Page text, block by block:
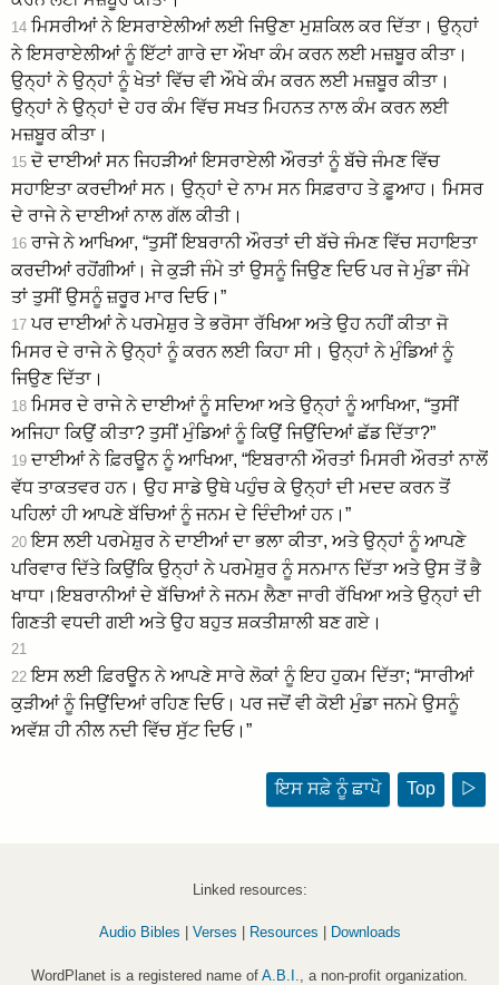
14 ਮਿਸਰੀਆਂ ਨੇ ਇਸਰਾਏਲੀਆਂ ਲਈ ਜਿਉਣਾ ਮੁਸ਼ਕਿਲ ਕਰ ਦਿੱਤਾ। ਉਨ੍ਹਾਂ
ਨੇ ਇਸਰਾਏਲੀਆਂ ਨੂੰ ਇੱਟਾਂ ਗਾਰੇ ਦਾ ਔਖਾ ਕੰਮ ਕਰਨ ਲਈ ਮਜ਼ਬੂਰ ਕੀਤਾ।
ਉਨ੍ਹਾਂ ਨੇ ਉਨ੍ਹਾਂ ਨੂੰ ਖੇਤਾਂ ਵਿੱਚ ਵੀ ਔਖੇ ਕੰਮ ਕਰਨ ਲਈ ਮਜ਼ਬੂਰ ਕੀਤਾ।
ਉਨ੍ਹਾਂ ਨੇ ਉਨ੍ਹਾਂ ਦੇ ਹਰ ਕੰਮ ਵਿੱਚ ਸਖਤ ਮਿਹਨਤ ਨਾਲ ਕੰਮ ਕਰਨ ਲਈ
ਮਜ਼ਬੂਰ ਕੀਤਾ।
15ਦੋ ਦਾਈਆਂ ਸਨ ਜਿਹੜੀਆਂ ਇਸਰਾਏਲੀ ਔਰਤਾਂ ਨੂੰ ਬੱਚੇ ਜੰਮਣ ਵਿੱਚ
ਸਹਾਇਤਾ ਕਰਦੀਆਂ ਸਨ। ਉਨ੍ਹਾਂ ਦੇ ਨਾਮ ਸਨ ਸਿਫ਼ਰਾਹ ਤੇ ਫ਼ੂਆਹ। ਮਿਸਰ
ਦੇ ਰਾਜੇ ਨੇ ਦਾਈਆਂ ਨਾਲ ਗੱਲ ਕੀਤੀ।
16 ਰਾਜੇ ਨੇ ਆਖਿਆ, “ਤੁਸੀਂ ਇਬਰਾਨੀ ਔਰਤਾਂ ਦੀ ਬੱਚੇ ਜੰਮਣ ਵਿੱਚ ਸਹਾਇਤਾ
ਕਰਦੀਆਂ ਰਹੋਂਗੀਆਂ। ਜੇ ਕੁੜੀ ਜੰਮੇ ਤਾਂ ਉਸਨੂੰ ਜਿਉਣ ਦਿਓ ਪਰ ਜੇ ਮੁੰਡਾ ਜੰਮੇ
ਤਾਂ ਤੁਸੀਂ ਉਸਨੂੰ ਜ਼ਰੂਰ ਮਾਰ ਦਿਓ।”
17ਪਰ ਦਾਈਆਂ ਨੇ ਪਰਮੇਸ਼ੁਰ ਤੇ ਭਰੋਸਾ ਰੱਖਿਆ ਅਤੇ ਉਹ ਨਹੀਂ ਕੀਤਾ ਜੋ
ਮਿਸਰ ਦੇ ਰਾਜੇ ਨੇ ਉਨ੍ਹਾਂ ਨੂੰ ਕਰਨ ਲਈ ਕਿਹਾ ਸੀ। ਉਨ੍ਹਾਂ ਨੇ ਮੁੰਡਿਆਂ ਨੂੰ
ਜਿਉਣ ਦਿੱਤਾ।
18 ਮਿਸਰ ਦੇ ਰਾਜੇ ਨੇ ਦਾਈਆਂ ਨੂੰ ਸਦਿਆ ਅਤੇ ਉਨ੍ਹਾਂ ਨੂੰ ਆਖਿਆ, “ਤੁਸੀਂ
ਅਜਿਹਾ ਕਿਉਂ ਕੀਤਾ? ਤੁਸੀਂ ਮੁੰਡਿਆਂ ਨੂੰ ਕਿਉਂ ਜਿਉਂਦਿਆਂ ਛੱਡ ਦਿੱਤਾ?”
19ਦਾਈਆਂ ਨੇ ਫ਼ਿਰਊਨ ਨੂੰ ਆਖਿਆ, “ਇਬਰਾਨੀ ਔਰਤਾਂ ਮਿਸਰੀ ਔਰਤਾਂ ਨਾਲੋਂ
ਵੱਧ ਤਾਕਤਵਰ ਹਨ। ਉਹ ਸਾਡੇ ਉਥੇ ਪਹੁੰਚ ਕੇ ਉਨ੍ਹਾਂ ਦੀ ਮਦਦ ਕਰਨ ਤੋਂ
ਪਹਿਲਾਂ ਹੀ ਆਪਣੇ ਬੱਚਿਆਂ ਨੂੰ ਜਨਮ ਦੇ ਦਿੰਦੀਆਂ ਹਨ।”
20ਇਸ ਲਈ ਪਰਮੇਸ਼ੁਰ ਨੇ ਦਾਈਆਂ ਦਾ ਭਲਾ ਕੀਤਾ, ਅਤੇ ਉਨ੍ਹਾਂ ਨੂੰ ਆਪਣੇ
ਪਰਿਵਾਰ ਦਿੱਤੇ ਕਿਉਂਕਿ ਉਨ੍ਹਾਂ ਨੇ ਪਰਮੇਸ਼ੁਰ ਨੂੰ ਸਨਮਾਨ ਦਿੱਤਾ ਅਤੇ ਉਸ ਤੋਂ ਭੈ
ਖਾਧਾ।ਇਬਰਾਨੀਆਂ ਦੇ ਬੱਚਿਆਂ ਨੇ ਜਨਮ ਲੈਣਾ ਜਾਰੀ ਰੱਖਿਆ ਅਤੇ ਉਨ੍ਹਾਂ ਦੀ
ਗਿਣਤੀ ਵਧਦੀ ਗਈ ਅਤੇ ਉਹ ਬਹੁਤ ਸ਼ਕਤੀਸ਼ਾਲੀ ਬਣ ਗਏ।
21
22ਇਸ ਲਈ ਫ਼ਿਰਊਨ ਨੇ ਆਪਣੇ ਸਾਰੇ ਲੋਕਾਂ ਨੂੰ ਇਹ ਹੁਕਮ ਦਿੱਤਾ; “ਸਾਰੀਆਂ
ਕੁੜੀਆਂ ਨੂੰ ਜਿਉਂਦਿਆਂ ਰਹਿਣ ਦਿਓ। ਪਰ ਜਦੋਂ ਵੀ ਕੋਈ ਮੁੰਡਾ ਜਨਮੇ ਉਸਨੂੰ
ਅਵੱਸ਼ ਹੀ ਨੀਲ ਨਦੀ ਵਿੱਚ ਸੁੱਟ ਦਿਓ।”
ਇਸ ਸਫ਼ੇ ਨੂੰ ਛਾਪੋ Top ▷
Linked resources:
Audio Bibles Verses Resources Downloads
WordPlanet is a registered name of A.B.I. , a non-profit organization.